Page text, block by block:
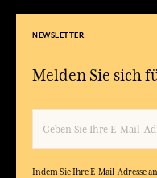
NEWSLETTER
Melden Sie sich
Indem Sie Ihre E-Mail-Adresse